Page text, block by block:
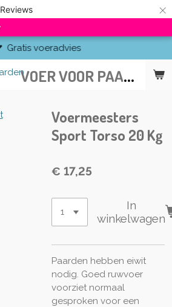
Reviews ×
V
OER VOOR PAARDEN
Gratis voeradvies
Voermeesters
Sport Torso 20 Kg
€ 17,25
In
winkelwagen
Paarden hebben eiwit
nodig. Goed ruwvoer
voorziet normaal
gesproken voor een